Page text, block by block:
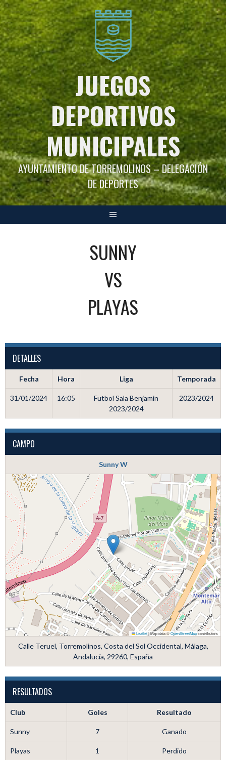
Saltar
al
contenido
JUEGOS
DEPORTIVOS
MUNICIPALES
AYUNTAMIENTO DE TORREMOLINOS – DELEGACIÓN
DE DEPORTES
SUNNY
VS
PLAYAS
DETALLES
Fecha Hora Liga Temporada
31/01/2024 16:05
Futbol Sala Benjamin
2023/2024
2023/2024
CAMPO
Sunny W
Leaflet|Map data ©OpenStreetMapcontributors
Calle Teruel, Torremolinos, Costa del Sol Occidental, Málaga,
Andalucía, 29260, España
RESULTADOS
Club Goles Resultado
Sunny 7 Ganado
Playas 1 Perdido